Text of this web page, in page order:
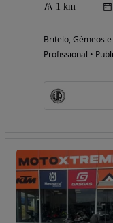
1 km
Britelo, Gémeos
Profissional •